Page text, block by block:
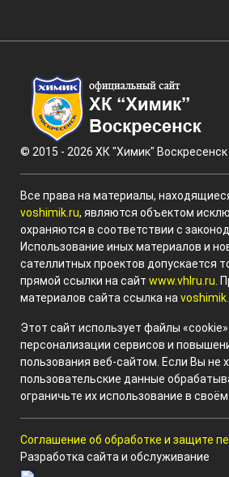
© 2015 - 2026 ХК "Химик" Воскресенск
Все права на материалы,
voshimik.ru, являются объектом
охраняются в соответствии с
Использование иных материалов и
сателлитных проектов допускается
прямой ссылки на сайт www.vhlru.ru .
материалов сайта ссылка на
Этот сайт использует файлы
персонализации сервисов и
пользования веб-сайтом. Если Вы не
пользовательские данные
ограничьте их использование в своём
Соглашение об обработке и защите
Разработка сайта и обслуживание